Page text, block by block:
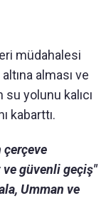
müdahalesi
alması ve
su yolunu kalıcı
kabarttı.
çerçeve
güvenli geçiş"
Umman ve